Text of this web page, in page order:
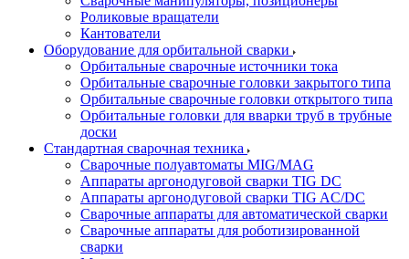
Роликовые вращатели
Кантователи
Оборудование для орбитальной сварки
Орбитальные сварочные источники тока
Орбитальные сварочные головки закрытого типа
Орбитальные сварочные головки открытого типа
Орбитальные головки для вварки труб в трубные
доски
Стандартная сварочная техника
Сварочные полуавтоматы MIG/MAG
Аппараты аргонодуговой сварки TIG DC
Аппараты аргонодуговой сварки TIG AC/DC
Сварочные аппараты для автоматической сварки
Сварочные аппараты для роботизированной
сварки